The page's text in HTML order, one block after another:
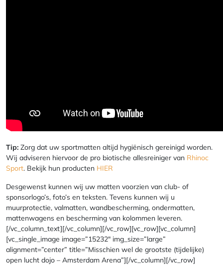
Tip: Zorg dat uw sportmatten altijd hygiënisch gereinigd worden.
Wij adviseren hiervoor de pro biotische allesreiniger van Rhinoc
Sport. Bekijk hun producten HIER
Desgewenst kunnen wij uw matten voorzien van club- of
sponsorlogo’s, foto’s en teksten. Tevens kunnen wij u
muurprotectie, valmatten, wandbescherming, ondermatten,
mattenwagens en bescherming van kolommen leveren.
[/vc_column_text][/vc_column][/vc_row][vc_row][vc_column]
[vc_single_image image=”15232″ img_size=”large”
alignment=”center” title=”Misschien wel de grootste (tijdelijke)
open lucht dojo – Amsterdam Arena”][/vc_column][/vc_row]